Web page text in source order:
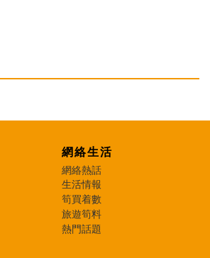
網絡生活
網絡熱話
生活情報
筍買着數
旅遊筍料
熱門話題